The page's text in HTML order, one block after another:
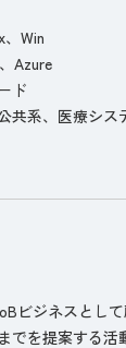
、Win
Azure
ド
共系、医療シ
ビジネスとし
でを提案する活